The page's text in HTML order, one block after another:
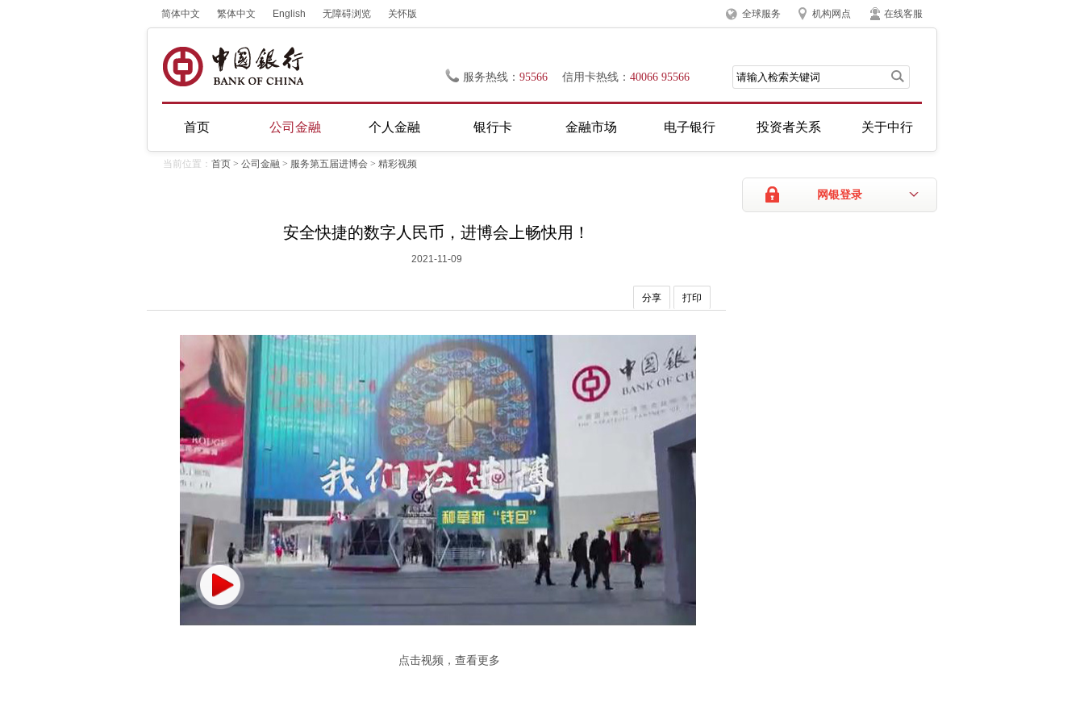
简体中文 繁体中文 English 无障碍浏览 关怀版 全球服务 机构网点 在线客服
服务热线： 95566 信用卡热线： 40066 95566
首页 公司金融 个人金融 银行卡 金融市场 电子银行 投资者关系 关于中行
当前位置： 首页 > 公司金融 > 服务第五届进博会 > 精彩视频
网银登录
安全快捷的数字人民币，进博会上畅快用！
2021-11-09
分享 打印
点击视频，查看更多